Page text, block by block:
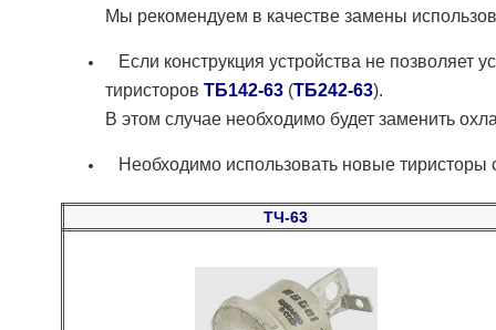
Мы рекомендуем в качестве замены
Если конструкция устройства не
тиристоров ТБ142-63 (ТБ242-63).
В этом случае необходимо будет заменить
Необходимо использовать новые тиристоры
ТЧ-63